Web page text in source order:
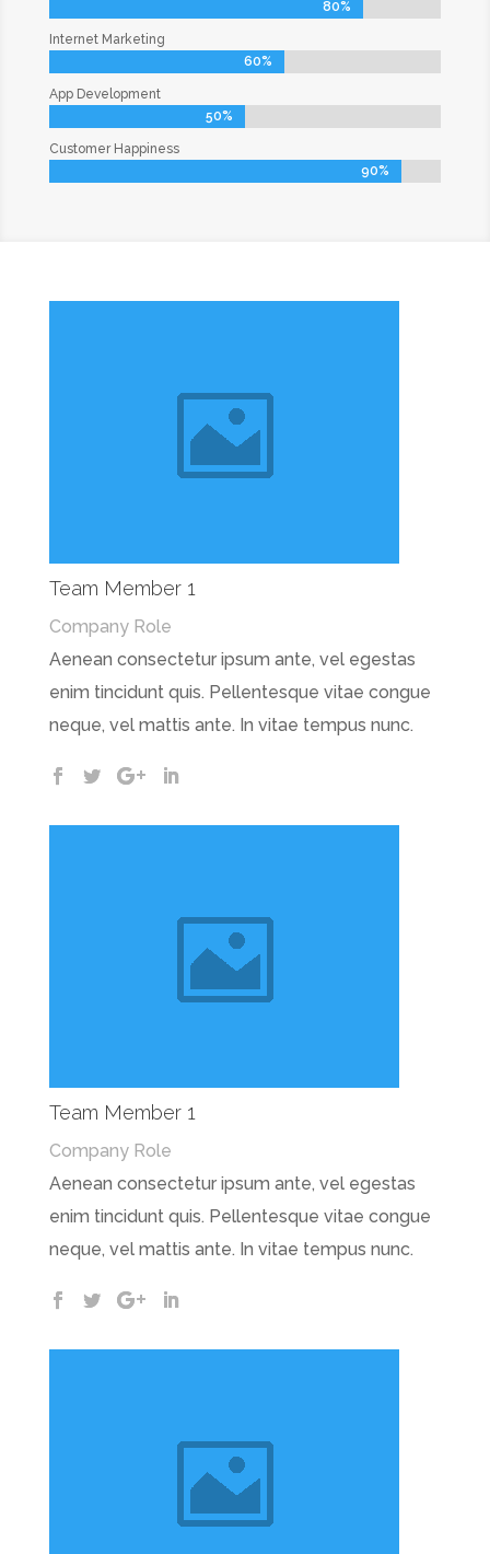
80%
80%
Internet Marketing
60%
60%
App Development
50%
50%
Customer Happiness
90%
90%
Team Member 1
Company Role
Aenean consectetur ipsum ante, vel egestas
enim tincidunt quis. Pellentesque vitae congue
neque, vel mattis ante. In vitae tempus nunc.
Team Member 1
Company Role
Aenean consectetur ipsum ante, vel egestas
enim tincidunt quis. Pellentesque vitae congue
neque, vel mattis ante. In vitae tempus nunc.